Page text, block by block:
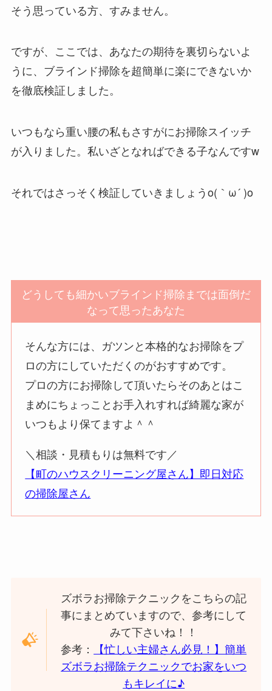
そう思っている方、すみません。
ですが、ここでは、あなたの期待を裏切らないよ
うに、ブラインド掃除を超簡単に楽にできないか
を徹底検証しました。
いつもなら重い腰の私もさすがにお掃除スイッチ
が入りました。私いざとなればできる子なんですw
それではさっそく検証していきましょうo(｀ω´ )o
どうしても細かいブラインド掃除までは面倒だ
なって思ったあなた
そんな方には、ガツンと本格的なお掃除をプ
ロの方にしていただくのがおすすめです。
プロの方にお掃除して頂いたらそのあとはこ
まめにちょっことお手入れすれば綺麗な家が
いつもより保てますよ＾＾
＼相談・見積もりは無料です／
【町のハウスクリーニング屋さん】即日対応
の掃除屋さん
ズボラお掃除テクニックをこちらの記
事にまとめていますので、参考にして
みて下さいね！！
参考：
【忙しい主婦さん必見！】簡単
ズボラお掃除テクニックでお家をいつ
もキレイに♪